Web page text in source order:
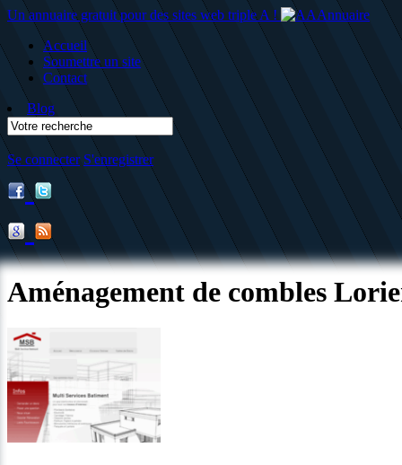
Un annuaire gratuit pour des sites web triple A !
Accueil
Soumettre un site
Contact
Blog
Se connecter S'enregistrer
Aménagement de combles